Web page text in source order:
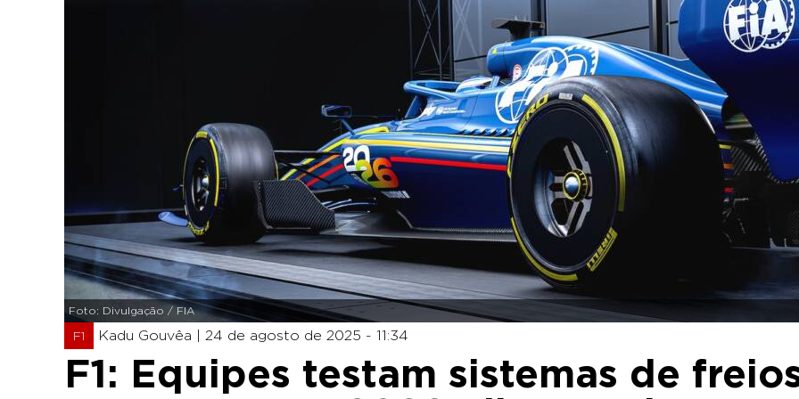
Foto: Divulgação / FIA
F1 Kadu Gouvêa | 24 de agosto de 2025 - 11:34
F1: Equipes testam sistemas de